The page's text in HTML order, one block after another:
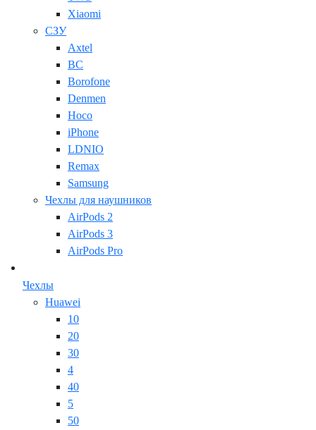
Xiaomi
СЗУ
Axtel
BC
Borofone
Denmen
Hoco
iPhone
LDNIO
Remax
Samsung
Чехлы для наушников
AirPods 2
AirPods 3
AirPods Pro
Чехлы
Huawei
10
20
30
4
40
5
50